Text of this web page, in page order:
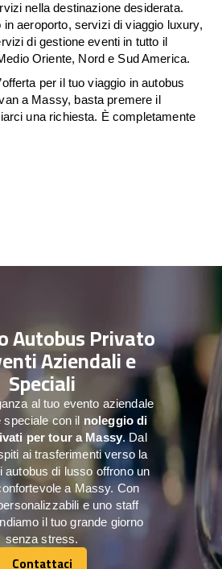
nella destinazione desiderata.
aeroporto, servizi di viaggio luxury,
di gestione eventi in tutto il
Oriente, Nord e Sud America.
per il tuo viaggio in autobus
a Massy, basta premere il
una richiesta. È completamente
Autobus Privato
Aziendali e
Speciali
al tuo evento aziendale
speciale con il noleggio di
per tour a Massy. Dal
ai trasferimenti verso la
autobus di lusso offrono un
a Massy. Con
e uno staff
il tuo grande giorno
senza stress.
Contattaci